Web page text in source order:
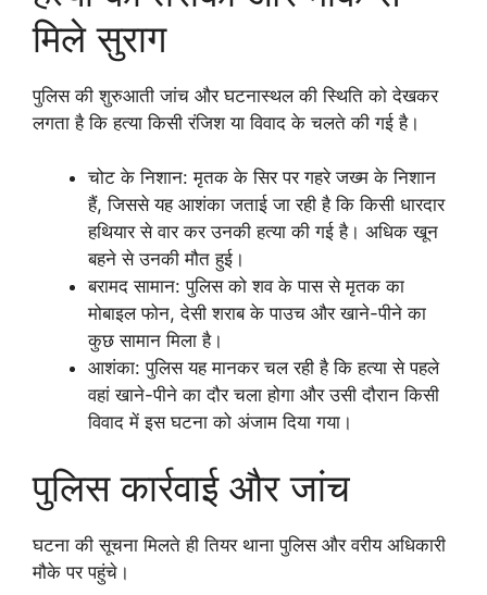
मिले सुराग
पुलिस की शुरुआती जांच और घटनास्थल की स्थिति को देखकर
लगता है कि हत्या किसी रंजिश या विवाद के चलते की गई है।
चोट के निशान: मृतक के सिर पर गहरे जख्म के निशान
हैं, जिससे यह आशंका जताई जा रही है कि किसी धारदार
हथियार से वार कर उनकी हत्या की गई है। अधिक खून
बहने से उनकी मौत हुई।
बरामद सामान: पुलिस को शव के पास से मृतक का
मोबाइल फोन, देसी शराब के पाउच और खाने-पीने का
कुछ सामान मिला है।
आशंका: पुलिस यह मानकर चल रही है कि हत्या से पहले
वहां खाने-पीने का दौर चला होगा और उसी दौरान किसी
विवाद में इस घटना को अंजाम दिया गया।
पुलिस कार्रवाई और जांच
घटना की सूचना मिलते ही तियर थाना पुलिस और वरीय अधिकारी
मौके पर पहुंचे।